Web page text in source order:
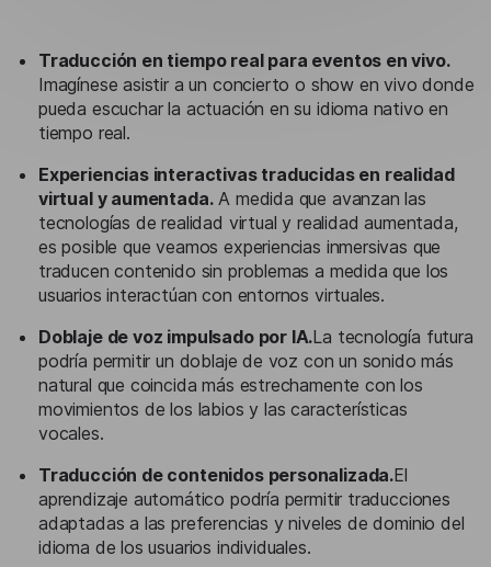
Traducción en tiempo real para eventos en vivo.
Imagínese asistir a un concierto o show en vivo donde
pueda escuchar la actuación en su idioma nativo en
tiempo real.
Experiencias interactivas traducidas en realidad
virtual y aumentada.A medida que avanzan las
tecnologías de realidad virtual y realidad aumentada,
es posible que veamos experiencias inmersivas que
traducen contenido sin problemas a medida que los
usuarios interactúan con entornos virtuales.
Doblaje de voz impulsado por IA.La tecnología futura
podría permitir un doblaje de voz con un sonido más
natural que coincida más estrechamente con los
movimientos de los labios y las características
vocales.
Traducción de contenidos personalizada.El
aprendizaje automático podría permitir traducciones
adaptadas a las preferencias y niveles de dominio del
idioma de los usuarios individuales.